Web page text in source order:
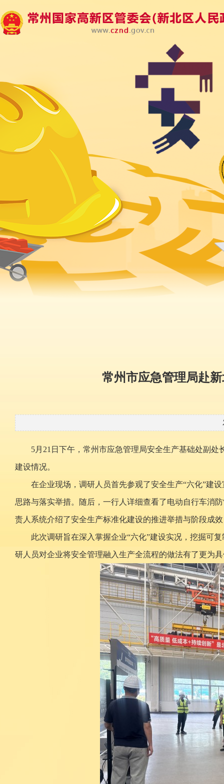
常州市应急管理局赴
5月21日下午，常州市应急管理局安全生产基础处副
建设情况。
在企业现场，调研人员首先参观了安全生产“六化”建
思路与落实举措。随后，一行人详细查看了电动自行车消
责人系统介绍了安全生产标准化建设的推进举措与阶段成
此次调研旨在深入掌握企业“六化”建设实况，挖掘可
研人员对企业将安全管理融入生产全流程的做法有了更为